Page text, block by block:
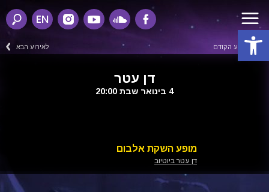
פתח סרגל נגישות
EN
לאירוע הקודם לאירוע הבא
דן עטר
4 בינואר שבת 20:00
מופע השקת אלבום
דן עטר ביוטיוב